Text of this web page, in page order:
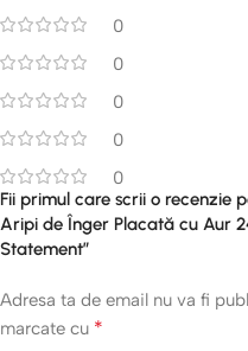
0
0
0
0
0
Fii primul care scrii o recenzie
Aripi de Înger Placată cu Aur
Statement”
Adresa ta de email nu va fi
marcate cu *